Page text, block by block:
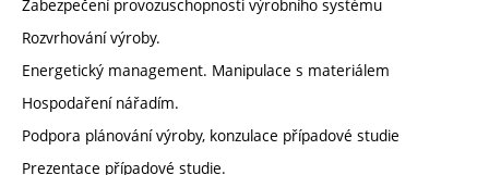
Zabezpečení provozuschopnosti výrobního systému
Rozvrhování výroby.
Energetický management. Manipulace s materiálem
Hospodaření nářadím.
Podpora plánování výroby, konzulace případové studie
Prezentace případové studie.